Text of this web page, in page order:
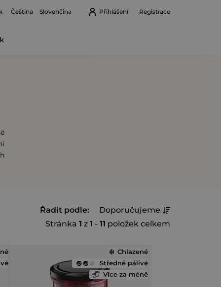
Čeština Slovenčina Přihlášení Registrace
Nákupní
Stránka 1 z 1 - 11 položek celkem
Ř
Řadit podle: Doporučujeme
Chlazené
Středně pálivé
Více za méně